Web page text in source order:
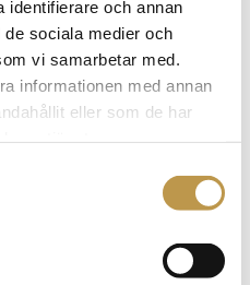
identifierare och annan
sociala medier och
vi samarbetar med.
informationen med annan
eller som de har